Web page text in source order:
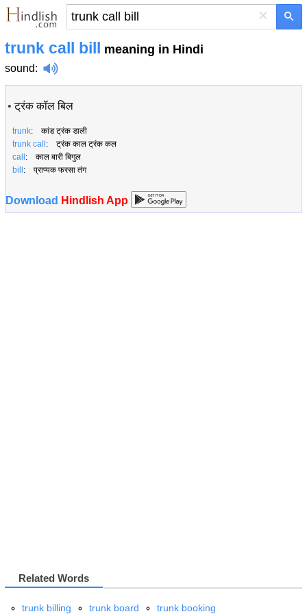
×
trunk call bill meaning in Hindi
sound:
•ट्रंक कॉल बिल
trunk: कांड ट्रंक डाली
trunk call : ट्रंक काल ट्रंक कल
call : काल बारी बिगुल
bill : प्राप्यक फरसा तंग
Download Hindlish App
Related Words
trunk billing trunk board trunk booking